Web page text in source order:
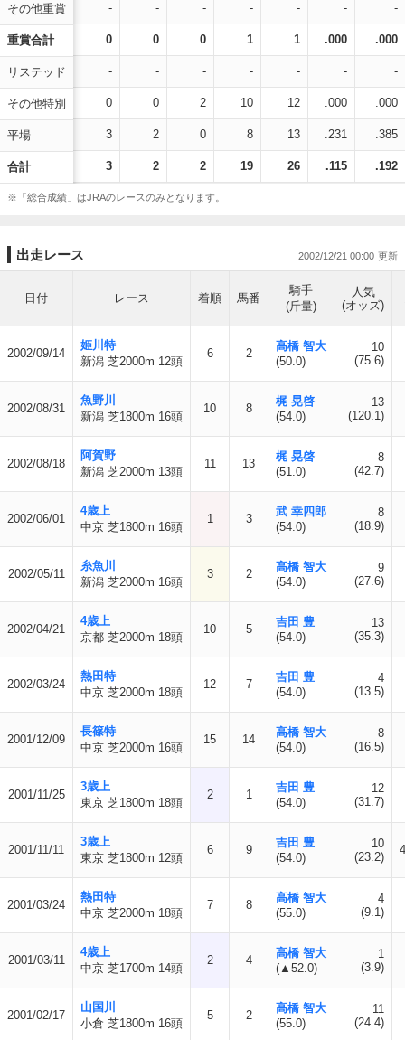
その他重賞
重賞合計
リステッド
その他特別
平場
合計
- - - - - - -
0 0 0 1 1 .000 .000
- - - - - - -
0 0 2 10 12 .000 .000
3 2 0 8 13 .231 .385
3 2 2 19 26 .115 .192
※「総合成績」はJRAのレースのみとなります。
出走レース 2002/12/21 00:00
日付 レース 着順 馬番
騎手
(斤量)
人気
(オッズ)
2002/09/14
姫川特
新潟 芝2000m 12頭
6 2
高橋 智大
(50.0)
10
(75.6)
2002/08/31
魚野川
新潟 芝1800m 16頭
10 8
梶 晃啓
(54.0)
13
(120.1)
2002/08/18
阿賀野
新潟 芝2000m 13頭
11 13
梶 晃啓
(51.0)
8
(42.7)
2002/06/01
4歳上
中京 芝1800m 16頭
1 3
武 幸四郎
(54.0)
8
(18.9)
2002/05/11
糸魚川
新潟 芝2000m 16頭
3 2
高橋 智大
(54.0)
9
(27.6)
2002/04/21
4歳上
京都 芝2000m 18頭
10 5
吉田 豊
(54.0)
13
(35.3)
2002/03/24
熱田特
中京 芝2000m 18頭
12 7
吉田 豊
(54.0)
4
(13.5)
2001/12/09
長篠特
中京 芝2000m 16頭
15 14
高橋 智大
(54.0)
8
(16.5)
2001/11/25
3歳上
東京 芝1800m 18頭
2 1
吉田 豊
(54.0)
12
(31.7)
2001/11/11
3歳上
東京 芝1800m 12頭
6 9
吉田 豊
(54.0)
10
(23.2)
2001/03/24
熱田特
中京 芝2000m 18頭
7 8
高橋 智大
(55.0)
4
(9.1)
2001/03/11
4歳上
中京 芝1700m 14頭
2 4
高橋 智大
(▲52.0)
1
(3.9)
2001/02/17
山国川
小倉 芝1800m 16頭
5 2
高橋 智大
(55.0)
11
(24.4)